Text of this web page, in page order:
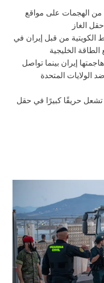
من الهجمات على مواقع
الغاز
الكويتية من قبل إيران في
الخليجية
إيران بينما تواصل
الولايات المتحدة
تشعل حريقًا كبيرًا في حقل